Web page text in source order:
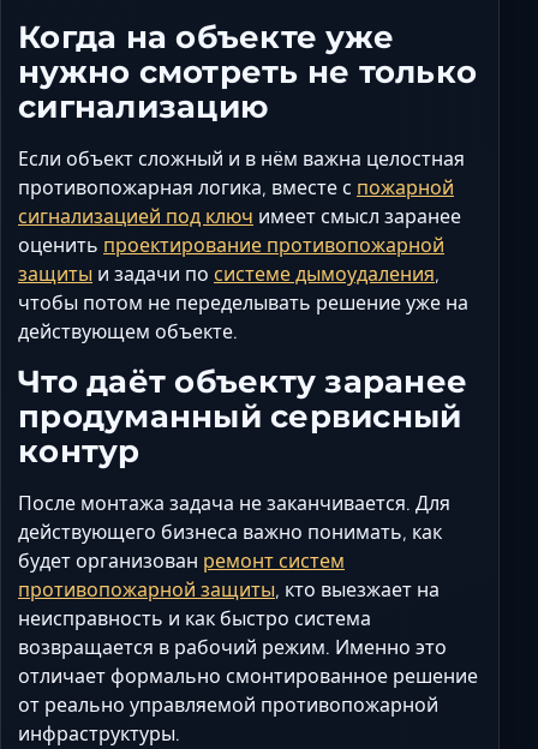
Когда на объекте уже
нужно смотреть не только
сигнализацию
Если объект сложный и в нём важна целостная
противопожарная логика, вместе с пожарной
сигнализацией под ключ имеет смысл заранее
оценить проектирование противопожарной
защиты и задачи по системе дымоудаления,
чтобы потом не переделывать решение уже на
действующем объекте.
Что даёт объекту заранее
продуманный сервисный
контур
После монтажа задача не заканчивается. Для
действующего бизнеса важно понимать, как
будет организован ремонт систем
противопожарной защиты, кто выезжает на
неисправность и как быстро система
возвращается в рабочий режим. Именно это
отличает формально смонтированное решение
от реально управляемой противопожарной
инфраструктуры.